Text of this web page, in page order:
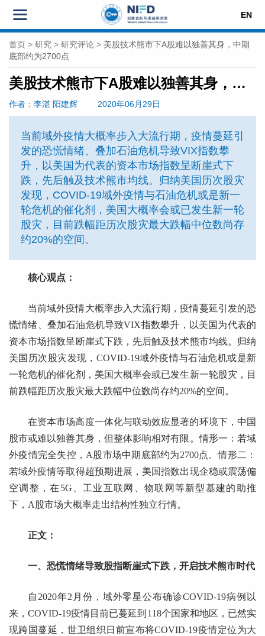
EN
首页 > 研究 > 研究评论 > 美股技术熊市下A股难以独善其身，中期
底部约为2700点
美股技术熊市下A股难以独善其身，中期底部约为2700点
作者 ：李湛 阳建辉 2020年06月29日
当前域外疫情大概率步入大流行期，疫情蔓延引
发的恐慌情绪、叠加石油危机导致VIX指数攀
升，以美国为代表的资本市场指数呈断崖式下
跌，先后触及技术熊市均线。归纳美国历次股灾
发现，COVID-19域外疫情与石油危机或是新一
轮危机的催化剂，美国大概率会或已发生新一轮
股灾，目前跌幅距历次股灾最大跌幅中位数尚存
约20%的空间。
核心观点：
当前域外疫情大概率步入大流行期，疫情蔓延引发的恐
慌情绪、叠加石油危机导致VIX指数攀升，以美国为代表的
资本市场指数呈断崖式下跌，先后触及技术熊市均线。归纳
美国历次股灾发现，COVID-19域外疫情与石油危机或是新
一轮危机的催化剂，美国大概率会或已发生新一轮股灾，目
前跌幅距历次股灾最大跌幅中位数尚存约20%的空间。
在资本市场高度一体化与联动效应显著的环境下，中国
股市或难以独善其身，但整体影响相对有限。情形一：若域
外疫情完全失控，A股市场中期底部约为2700点。情形二：
若域外疫情等取得超预期进展，美国指数出现企稳或震荡偏
空调整，在5G、工业互联网、物联网等新型基建的助推
下，A股市场大概率走出结构性独立行情。
正文：
一、恐慌情绪导致股指断崖式下跌，开启技术熊市时代
自2020年2月份，域外零星公布确诊COVID-19病例以
来，COVID-19疫情目前已蔓延到118个国家和地区，已然实
现跨国蔓延，世卫组织日前宣布将COVID-19疫情定位为大